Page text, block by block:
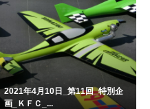
2021年4月10日_第11回_特別企
画_ＫＦＣ_...